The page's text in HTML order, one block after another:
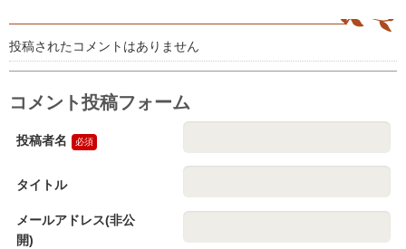
投稿されたコメントはありません
コメント投稿フォーム
投稿者名
タイトル
メールアドレス(非公
開)